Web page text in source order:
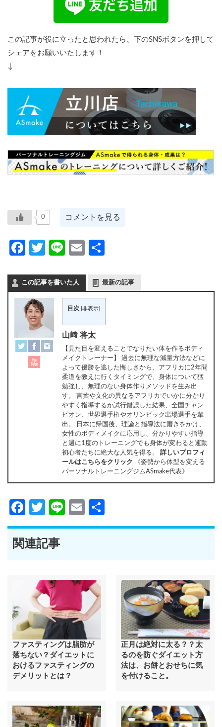
この記事が役に立ったと思われたら、下のSNSボタンを押して
シェアをお願いいたします！
↓
0 コメントを見る
Facebook
Twitter
LineEmail
この記事を書いた人 最新の記事
目次 非表示
山﨑 将太
【見た目を変えることでなりたい体を作るボディ
メイクトレーナー】 過去に無理な減量方法などに
よって優勝を逃した悔しさから、アフリカに2年間
柔道を教えに行くタイミングで、身体について猛
勉強し、無理のない身体作りメソッドを生み出
す。 言葉や文化の異なるアフリカでいかに分かり
やすく指導するか試行錯誤した結果、全国チャン
ピオン、世界選手権やオリンピック出場選手を輩
出。 日本に帰国後、理論と指導法に磨きをかけ、
女性のボディメイクに応用し、分かりやすい指導
と週に1度のトレーニングでも身体が変わると運動
初心者たちに絶大な人気を得る。 詳しいプロフィ
ールはこちらをクリック 《姿勢から体型を変える
パーソナルトレーニングジムASmake代表》
Facebook
Twitter
LineEmail
有
関連記事
ファスティングは脂肪が
落ちない？ダイエットに
おけるファスティングの
デメリットとは？
正月は絶対に太る？？太
るのを防ぐダイエット方
法は、お餅とおせちに気
を付けること。